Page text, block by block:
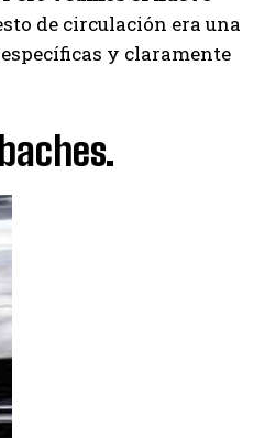
de circulación era una
y claramente